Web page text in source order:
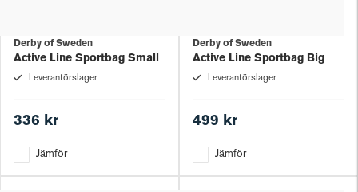
Derby of Sweden
Active Line Sportbag Small
Leverantörslager
336 kr
Jämför
Derby of Sweden
Active Line Sportbag Big
Leverantörslager
499 kr
Jämför